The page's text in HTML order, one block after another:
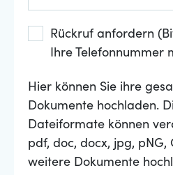
Rückruf anfordern
Ihre Telefonnummer
Hier können Sie ihre
Dokumente hochladen.
Dateiformate können
pdf, doc, docx, jpg, pNG,
weitere Dokumente